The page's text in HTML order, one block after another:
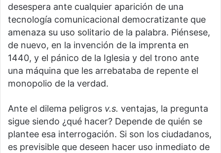
desespera ante cualquier aparición de una
tecnología comunicacional democratizante que
amenaza su uso solitario de la palabra. Piénsese,
de nuevo, en la invención de la imprenta en
1440, y el pánico de la Iglesia y del trono ante
una máquina que les arrebataba de repente el
monopolio de la verdad.
Ante el dilema peligros v.s. ventajas, la pregunta
sigue siendo ¿qué hacer? Depende de quién se
plantee esa interrogación. Si son los ciudadanos,
es previsible que deseen hacer uso inmediato de